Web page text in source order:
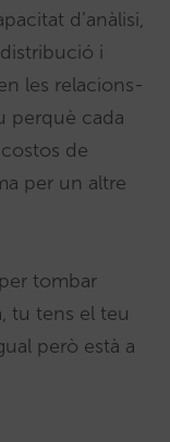
d’anàlisi,
i
les relacions-
perquè cada
de
per un altre
tombar
tu tens el teu
però està a